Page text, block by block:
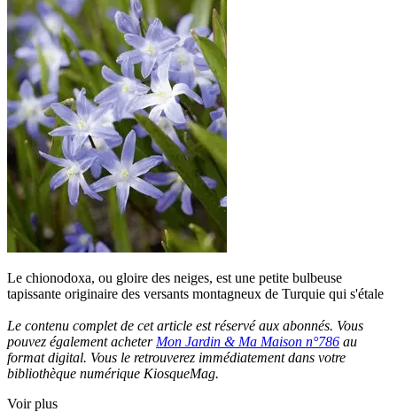
Le chionodoxa, ou gloire des neiges, est une petite bulbeuse
tapissante originaire des versants montagneux de Turquie qui s'étale
Le contenu complet de cet article est réservé aux abonnés. Vous
pouvez également acheter Mon Jardin & Ma Maison n°786 au
format digital. Vous le retrouverez immédiatement dans votre
bibliothèque numérique KiosqueMag.
Voir plus